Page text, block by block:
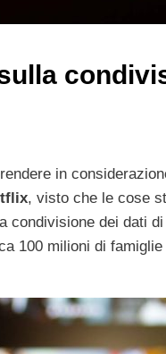
in
, visto che le cose
condivisione dei dati
100 milioni di